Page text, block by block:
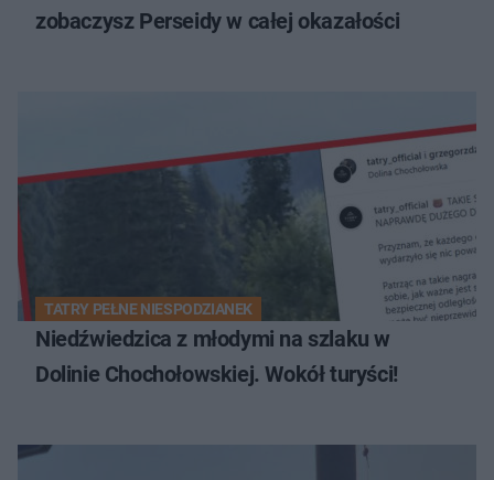
zobaczysz Perseidy w całej okazałości
TATRY PEŁNE NIESPODZIANEK
Niedźwiedzica z młodymi na szlaku w
Dolinie Chochołowskiej. Wokół turyści!